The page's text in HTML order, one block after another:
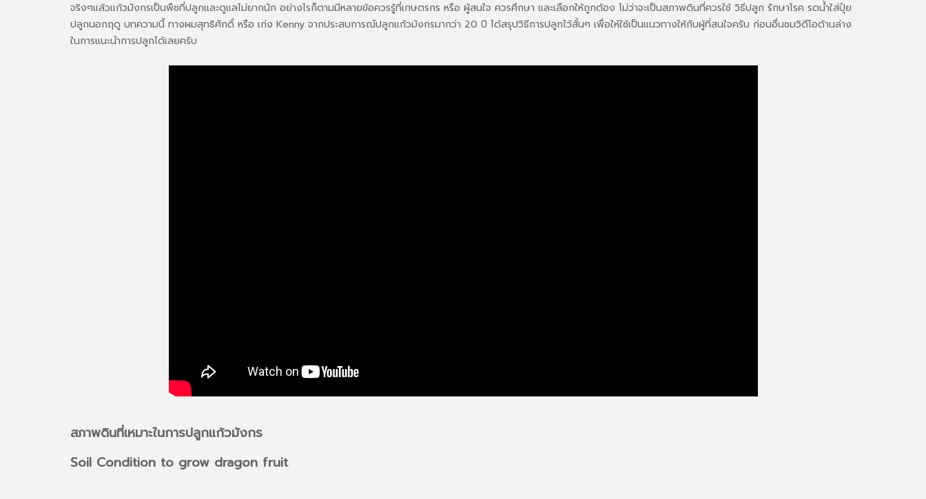
จริงๆแล้วแก้วมังกรเป็นพืชที่ปลูกและดูแลไม่ยากนัก อย่างไรก็ตามมีหลายข้อควรรู้ที่เกษตรกร หรือ ผู้สนใจ ควรศึกษา และเลือกให้ถูกต้อง ไม่ว่าจะเป็นสภาพดินที่ควรใช้ วิธีปลูก รักษาโรค รดน้ำใส่ปุ๋ย
ปลูกนอกฤดู บทความนี้ ทางผมสุทธิศักดิ์ หรือ เก่ง Kenny จากประสบการณ์ปลูกแก้วมังกรมากว่า 20 ปี ได้สรุปวิธีการปลูกไว้สั้นๆ เพื่อให้ใช้เป็นแนวทางให้กับผู้ที่สนใจครับ ก่อนอื่นชมวิดีโอด้านล่าง
ในการแนะนำการปลูกได้เลยครับ
สภาพดินที่เหมาะในการปลูกแก้วมังกร
Soil Condition to grow dragon fruit